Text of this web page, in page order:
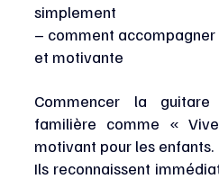
simplement
– comment accompagner
et motivante
Commencer la
familière comme «
motivant pour les enfants.
Ils reconnaissent